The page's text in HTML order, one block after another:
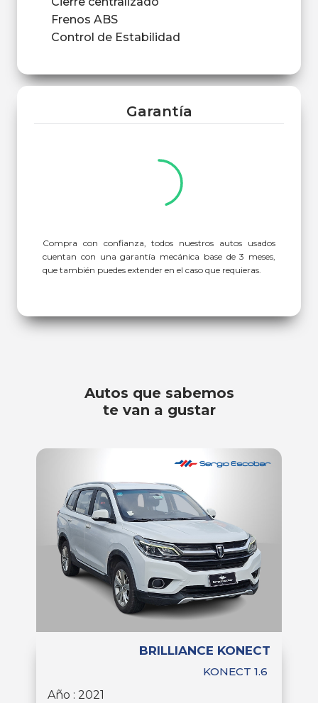
Frenos ABS
Control de Estabilidad
Garantía
Compra con confianza, todos nuestros autos usados
cuentan con una garantía mecánica base de 3 meses,
que también puedes extender en el caso que requieras.
Autos que sabemos
te van a gustar
BRILLIANCE KONECT
KONECT 1.6
Año : 2021